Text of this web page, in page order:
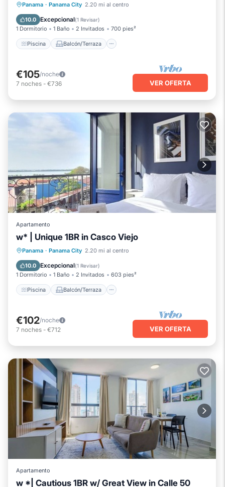
Panama · Panama City 2.20 mi al centro
10.0 Excepcional(1 Revisar)
1 Dormitorio 1 Baño 2 Invitados 700 pies²
Piscina Balcón/Terraza
Piscina Balcón/Terraza
Internet
€105/noche
7 noches - €736 VER OFERTA
Apartamento
w* | Unique 1BR in Casco Viejo
Panama · Panama City 2.20 mi al centro
10.0 Excepcional(1 Revisar)
1 Dormitorio 1 Baño 2 Invitados 603 pies²
Piscina Balcón/Terraza
Piscina Balcón/Terraza
Aire acondicionado
€102/noche
7 noches - €712 VER OFERTA
Apartamento
w *| Cautious 1BR w/ Great View in Calle 50